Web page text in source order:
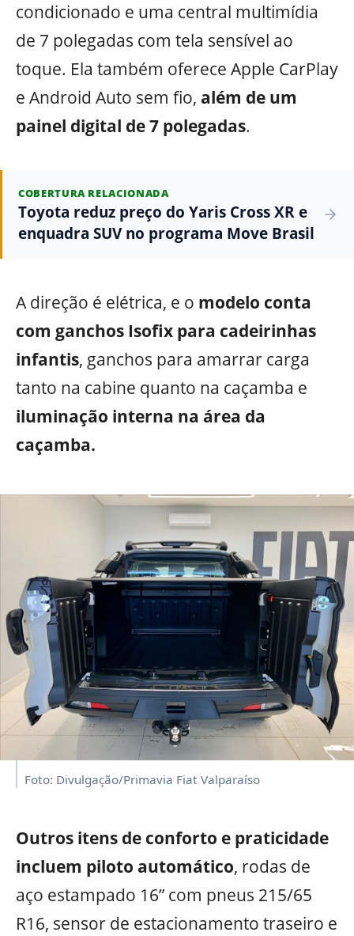
condicionado e uma central multimídia
de 7 polegadas com tela sensível ao
toque. Ela também oferece Apple CarPlay
e Android Auto sem fio, além de um
painel digital de 7 polegadas.
COBERTURA RELACIONADA
Toyota reduz preço do Yaris Cross XR e
enquadra SUV no programa Move Brasil
A direção é elétrica, e o modelo conta
com ganchos Isofix para cadeirinhas
infantis, ganchos para amarrar carga
tanto na cabine quanto na caçamba e
iluminação interna na área da
caçamba.
Foto: Divulgação/Primavia Fiat Valparaíso
Outros itens de conforto e praticidade
incluem piloto automático, rodas de
aço estampado 16” com pneus 215/65
R16, sensor de estacionamento traseiro e